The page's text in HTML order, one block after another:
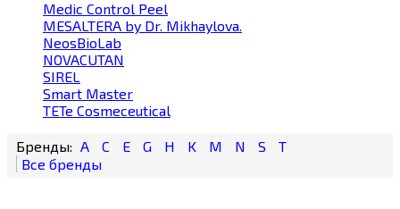
Medic Control Peel
MESALTERA by Dr. Mikhaylova.
NeosBioLab
NOVACUTAN
SIREL
Smart Master
TETe Cosmeceutical
A C E G H K M N S T